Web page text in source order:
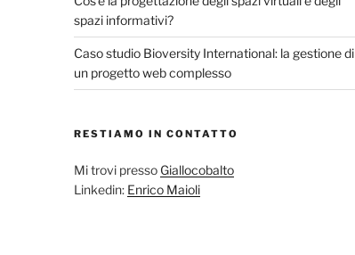
spazi informativi?
Caso studio Bioversity International: la gestione di
un progetto web complesso
RESTIAMO IN CONTATTO
Mi trovi presso Giallocobalto
Linkedin: Enrico Maioli